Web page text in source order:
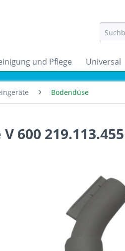
und Pflege Universal
Bodendüse
600